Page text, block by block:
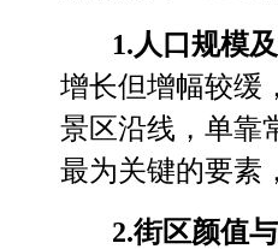
1.人口规模
增长但增幅较缓
景区沿线，单靠
最为关键的要素
2.街区颜值